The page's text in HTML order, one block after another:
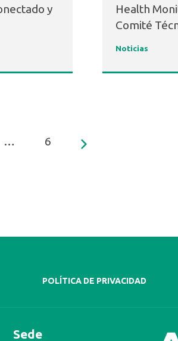
y
Health
Comité
Noticias
… 6
POLÍTICA DE PRIVACIDAD
Sede